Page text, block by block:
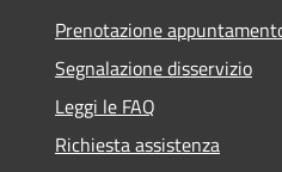
Prenotazione
Segnalazione disservizio
Leggi le FAQ
Richiesta assistenza